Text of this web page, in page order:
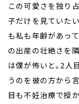
この可愛さを独り
子だけを見ていた
も私も年齢があっ
の出産の壮絶さを
は僕が怖いと｡2人
うのを彼の方から
目も不妊治療で授